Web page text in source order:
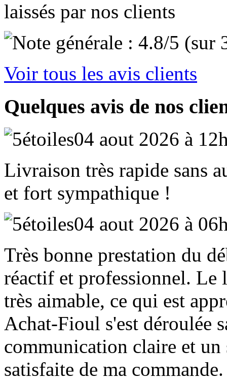
laissés par nos clients
Voir tous les avis clients
Quelques avis de nos
04 aout 2026 à
Livraison très rapide sans
et fort sympathique !
04 aout 2026 à
Très bonne prestation du
réactif et professionnel.
très aimable, ce qui est
Achat‑Fioul s'est déroulée
communication claire et
satisfaite de ma commande.